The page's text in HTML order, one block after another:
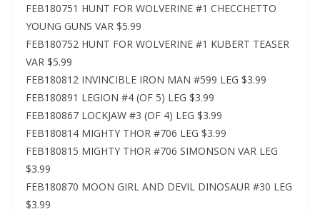
FEB180751 HUNT FOR WOLVERINE #1 CHECCHETTO
YOUNG GUNS VAR $5.99
FEB180752 HUNT FOR WOLVERINE #1 KUBERT TEASER
VAR $5.99
FEB180812 INVINCIBLE IRON MAN #599 LEG $3.99
FEB180891 LEGION #4 (OF 5) LEG $3.99
FEB180867 LOCKJAW #3 (OF 4) LEG $3.99
FEB180814 MIGHTY THOR #706 LEG $3.99
FEB180815 MIGHTY THOR #706 SIMONSON VAR LEG
$3.99
FEB180870 MOON GIRL AND DEVIL DINOSAUR #30 LEG
$3.99